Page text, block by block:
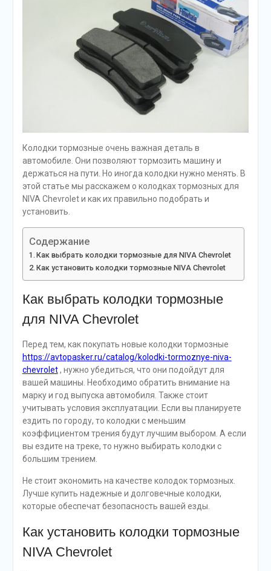
Колодки тормозные очень важная деталь в
автомобиле. Они позволяют тормозить машину и
держаться на пути. Но иногда колодки нужно менять. В
этой статье мы расскажем о колодках тормозных для
NIVA Chevrolet и как их правильно подобрать и
установить.
Содержание
Как выбрать колодки тормозные для NIVA Chevrolet
Как установить колодки тормозные NIVA Chevrolet
Как выбрать колодки тормозные
для NIVA Chevrolet
Перед тем, как покупать новые колодки тормозные
https://avtopasker.ru/catalog/kolodki-tormoznye-niva-
chevrolet, нужно убедиться, что они подойдут для
вашей машины. Необходимо обратить внимание на
марку и год выпуска автомобиля. Также стоит
учитывать условия эксплуатации. Если вы планируете
ездить по городу, то колодки с меньшим
коэффициентом трения будут лучшим выбором. А если
вы ездите на треке, то нужно выбирать колодки с
большим трением.
Не стоит экономить на качестве колодок тормозных.
Лучше купить надежные и долговечные колодки,
которые обеспечат безопасность вашей езды.
Как установить колодки тормозные
NIVA Chevrolet